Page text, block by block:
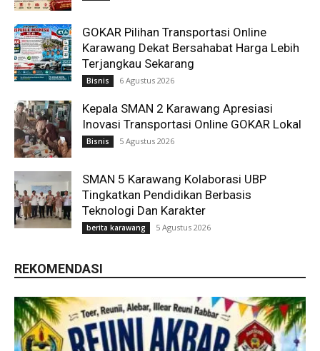
GOKAR Pilihan Transportasi Online
Karawang Dekat Bersahabat Harga Lebih
Terjangkau Sekarang
Bisnis 6 Agustus 2026
Kepala SMAN 2 Karawang Apresiasi
Inovasi Transportasi Online GOKAR Lokal
Bisnis 5 Agustus 2026
SMAN 5 Karawang Kolaborasi UBP
Tingkatkan Pendidikan Berbasis
Teknologi Dan Karakter
berita karawang 5 Agustus 2026
REKOMENDASI